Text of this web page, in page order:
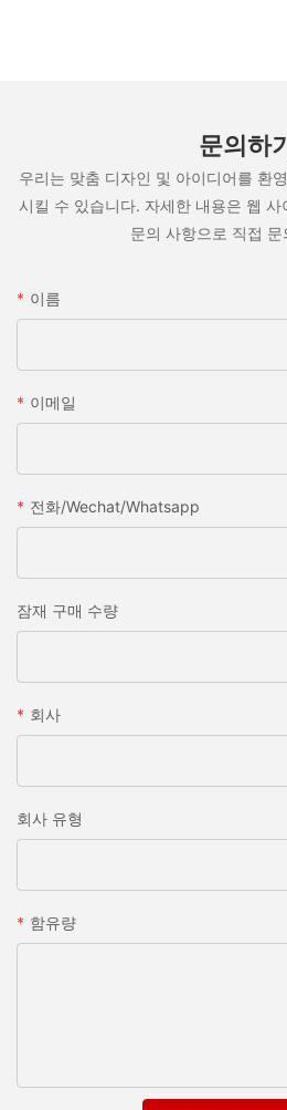
문의하
우리는 맞춤 디자인 및 아이디어를 환
시킬 수 있습니다. 자세한 내용은 웹
문의 사항으로 직접 문
이름
이메일
전화/wechat/whatsapp
잠재 구매 수량
회사
회사 유형
함유량